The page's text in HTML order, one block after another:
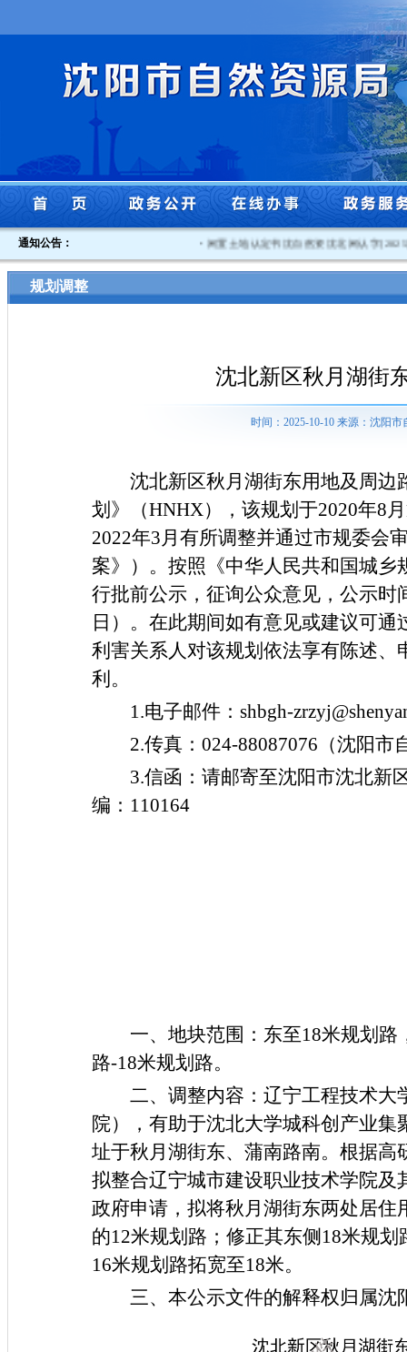
通知公告： 闲置土地认定书沈自然资沈北闲认字[2025]3
规划调整
沈北新区秋月湖街
时间：2025-10-10 来源：沈阳
沈北新区秋月湖街东用地及周
划》（HNHX），该规划于2020年8
2022年3月有所调整并通过市规委会
案》）。按照《中华人民共和国城
行批前公示，征询公众意见，公示时
日）。在此期间如有意见或建议可
利害关系人对该规划依法享有陈述
利。
1.电子邮件：shbgh-
2.传真：024-88087076（沈阳市
3.信函：请邮寄至沈阳市沈北新
编：110164
一、地块范围：东至18米规划路
路-18米规划路。
二、调整内容：辽宁工程技术
院），有助于沈北大学城科创产业
址于秋月湖街东、蒲南路南。根据
拟整合辽宁城市建设职业技术学院及
政府申请，拟将秋月湖街东两处居
的12米规划路；修正其东侧18米规
16米规划路拓宽至18米。
三、本公示文件的解释权归属沈